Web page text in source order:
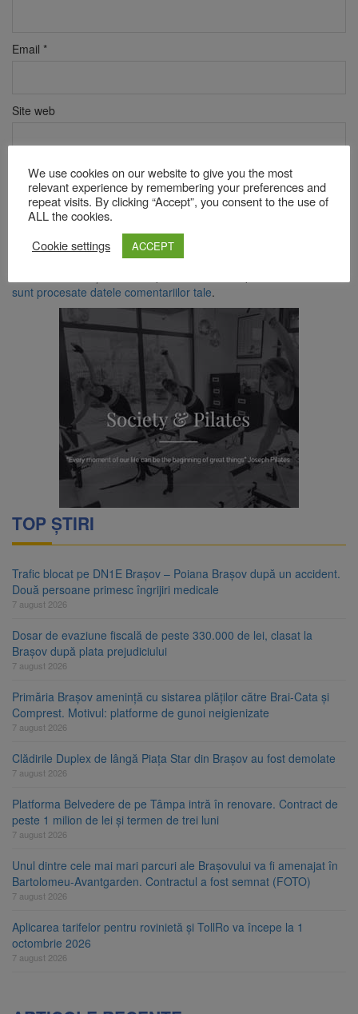
Email *
Site web
Verificare anti-robot
Click pentru a începe verificarea
Friendly
sunt procesate datele comentariilor tale.
TOP ȘTIRI
Trafic blocat pe DN1E Brașov – Poiana Brașov după un accident.
Două persoane primesc îngrijiri medicale
7 august 2026
Dosar de evaziune fiscală de peste 330.000 de lei, clasat la
Brașov după plata prejudiciului
7 august 2026
Primăria Brașov amenință cu sistarea plăților către Brai-Cata și
Comprest. Motivul: platforme de gunoi neigienizate
7 august 2026
Clădirile Duplex de lângă Piața Star din Brașov au fost demolate
7 august 2026
Platforma Belvedere de pe Tâmpa intră în renovare. Contract de
peste 1 milion de lei și termen de trei luni
7 august 2026
Unul dintre cele mai mari parcuri ale Brașovului va fi amenajat în
Bartolomeu-Avantgarden. Contractul a fost semnat (FOTO)
7 august 2026
Aplicarea tarifelor pentru rovinietă și TollRo va începe la 1
octombrie 2026
7 august 2026
We use cookies on our website to give you the most
relevant experience by remembering your preferences and
repeat visits. By clicking “Accept”, you consent to the use of
ALL the cookies.
Cookie settings
ACCEPT